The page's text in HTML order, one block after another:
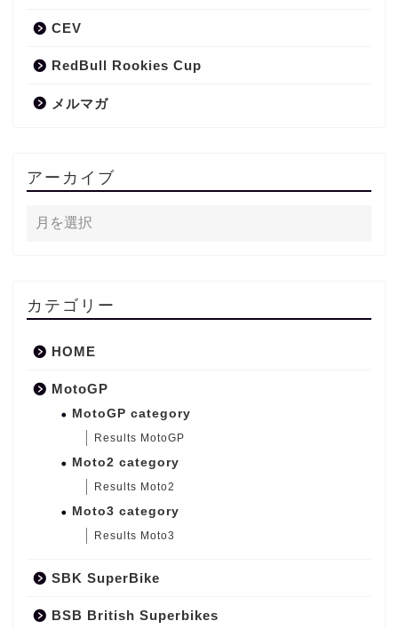
CEV
RedBull Rookies Cup
メルマガ
アーカイブ
カテゴリー
HOME
MotoGP
MotoGP category
Results MotoGP
Moto2 category
Results Moto2
Moto3 category
Results Moto3
SBK SuperBike
BSB British Superbikes